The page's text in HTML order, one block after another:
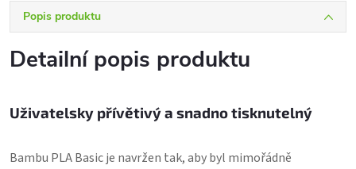
Popis produktu
Detailní popis produktu
Uživatelsky přívětivý a snadno tisknutelný
Bambu PLA Basic je navržen tak, aby byl mimořádně